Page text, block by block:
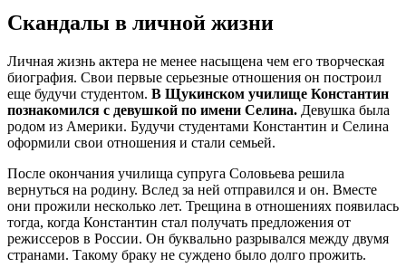
Скандалы в личной жизни
Личная жизнь актера не менее насыщена чем его творческая
биография. Свои первые серьезные отношения он построил
еще будучи студентом. В Щукинском училище Константин
познакомился с девушкой по имени Селина. Девушка была
родом из Америки. Будучи студентами Константин и Селина
оформили свои отношения и стали семьей.
После окончания училища супруга Соловьева решила
вернуться на родину. Вслед за ней отправился и он. Вместе
они прожили несколько лет. Трещина в отношениях появилась
тогда, когда Константин стал получать предложения от
режиссеров в России. Он буквально разрывался между двумя
странами. Такому браку не суждено было долго прожить.